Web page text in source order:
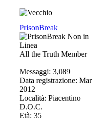
PrisonBreak
All the Truth Member
Messaggi: 3,089
Data registrazione: Mar
2012
Località: Piacentino
D.O.C.
Età: 35